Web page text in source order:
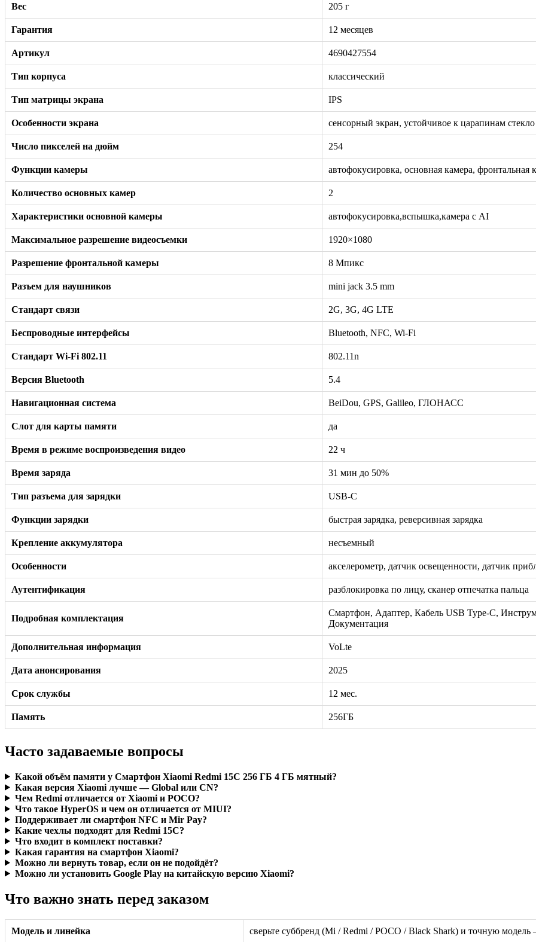
Вес 205 г
Гарантия 12 месяцев
Артикул 4690427554
Тип корпуса классический
Тип матрицы экрана IPS
Особенности экрана сенсорный экран, устойчивое к царапинам стекло
Число пикселей на дюйм 254
Функции камеры автофокусировка, основная камера, фронтальная
Количество основных камер 2
Характеристики основной камеры автофокусировка,вспышка,камера с AI
Максимальное разрешение видеосъемки 1920×1080
Разрешение фронтальной камеры 8 Мпикс
Разъем для наушников mini jack 3.5 mm
Стандарт связи 2G, 3G, 4G LTE
Беспроводные интерфейсы Bluetooth, NFC, Wi-Fi
Стандарт Wi-Fi 802.11 802.11n
Версия Bluetooth 5.4
Навигационная система BeiDou, GPS, Galileo, ГЛОНАСС
Слот для карты памяти да
Время в режиме воспроизведения видео 22 ч
Время заряда 31 мин до 50%
Тип разъема для зарядки USB-C
Функции зарядки быстрая зарядка, реверсивная зарядка
Крепление аккумулятора несъемный
Особенности акселерометр, датчик освещенности, датчик
Аутентификация разблокировка по лицу, сканер отпечатка пальца
Подробная комплектация
Смартфон, Адаптер, Кабель USB Type-C,
Документация
Дополнительная информация VoLte
Дата анонсирования 2025
Срок службы 12 мес.
Память 256ГБ
Часто задаваемые вопросы
Какой объём памяти у Смартфон Xiaomi Redmi 15C 256 ГБ 4 ГБ мятный?
Какая версия Xiaomi лучше — Global или CN?
Чем Redmi отличается от Xiaomi и POCO?
Что такое HyperOS и чем он отличается от MIUI?
Поддерживает ли смартфон NFC и Mir Pay?
Какие чехлы подходят для Redmi 15C?
Что входит в комплект поставки?
Какая гарантия на смартфон Xiaomi?
Можно ли вернуть товар, если он не подойдёт?
Можно ли установить Google Play на китайскую версию Xiaomi?
Что важно знать перед заказом
Модель и линейка сверьте суббренд (Mi / Redmi / POCO / Black Shark) и точную